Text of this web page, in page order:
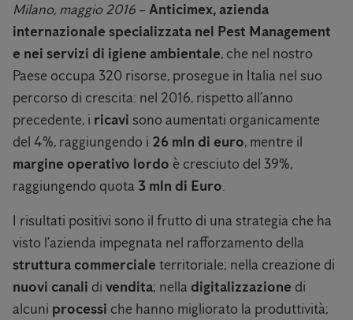
Milano, maggio 2016 – Anticimex, azienda
internazionale specializzata nel Pest Management
e nei servizi di igiene ambientale, che nel nostro
Paese occupa 320 risorse, prosegue in Italia nel suo
percorso di crescita: nel 2016, rispetto all’anno
precedente, i ricavi sono aumentati organicamente
del 4%, raggiungendo i 26 mln di euro, mentre il
margine operativo lordo è cresciuto del 39%,
raggiungendo quota 3 mln di Euro.
I risultati positivi sono il frutto di una strategia che ha
visto l’azienda impegnata nel rafforzamento della
struttura commerciale territoriale; nella creazione di
nuovi canali di vendita; nella digitalizzazione di
alcuni processi che hanno migliorato la produttività;